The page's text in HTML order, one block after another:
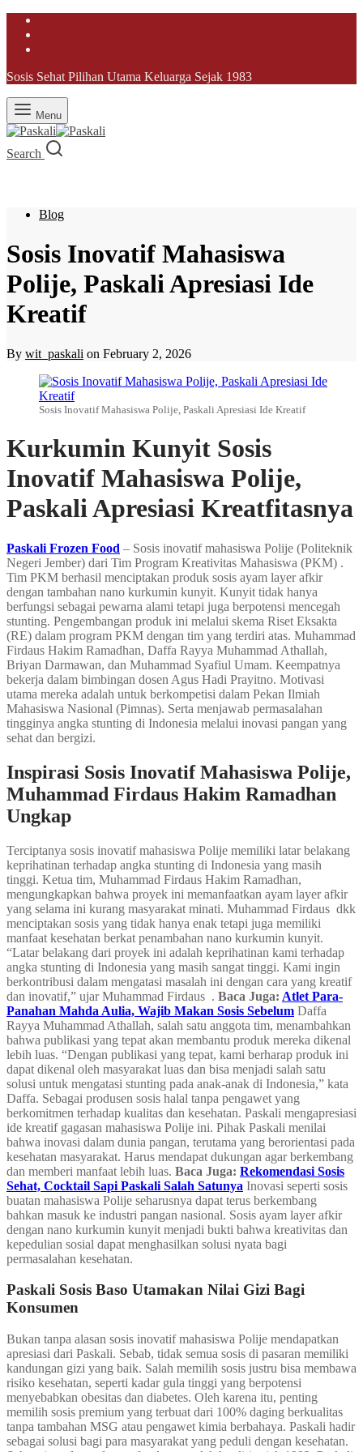
Sosis Sehat Pilihan Utama Keluarga Sejak 1983
Menu
Search
Blog
Sosis Inovatif Mahasiswa
Polije, Paskali Apresiasi Ide
Kreatif
By wit_paskali on February 2, 2026
Sosis Inovatif Mahasiswa Polije, Paskali Apresiasi Ide Kreatif
Kurkumin Kunyit Sosis
Inovatif Mahasiswa Polije,
Paskali Apresiasi Kreatfitasnya
Paskali Frozen Food – Sosis inovatif mahasiswa Polije (Politeknik
Negeri Jember) dari Tim Program Kreativitas Mahasiswa (PKM) .
Tim PKM berhasil menciptakan produk sosis ayam layer afkir
dengan tambahan nano kurkumin kunyit. Kunyit tidak hanya
berfungsi sebagai pewarna alami tetapi juga berpotensi mencegah
stunting. Pengembangan produk ini melalui skema Riset Eksakta
(RE) dalam program PKM dengan tim yang terdiri atas. Muhammad
Firdaus Hakim Ramadhan, Daffa Rayya Muhammad Athallah,
Briyan Darmawan, dan Muhammad Syafiul Umam. Keempatnya
bekerja dalam bimbingan dosen Agus Hadi Prayitno. Motivasi
utama mereka adalah untuk berkompetisi dalam Pekan Ilmiah
Mahasiswa Nasional (Pimnas). Serta menjawab permasalahan
tingginya angka stunting di Indonesia melalui inovasi pangan yang
sehat dan bergizi.
Inspirasi Sosis Inovatif Mahasiswa Polije,
Muhammad Firdaus Hakim Ramadhan
Ungkap
Terciptanya sosis inovatif mahasiswa Polije memiliki latar belakang
keprihatinan terhadap angka stunting di Indonesia yang masih
tinggi. Ketua tim, Muhammad Firdaus Hakim Ramadhan,
mengungkapkan bahwa proyek ini memanfaatkan ayam layer afkir
yang selama ini kurang masyarakat minati. Muhammad Firdaus dkk
menciptakan sosis yang tidak hanya enak tetapi juga memiliki
manfaat kesehatan berkat penambahan nano kurkumin kunyit.
“Latar belakang dari proyek ini adalah keprihatinan kami terhadap
angka stunting di Indonesia yang masih sangat tinggi. Kami ingin
berkontribusi dalam mengatasi masalah ini dengan cara yang kreatif
dan inovatif,” ujar Muhammad Firdaus . Baca Juga: Atlet Para-
Panahan Mahda Aulia, Wajib Makan Sosis Sebelum Daffa
Rayya Muhammad Athallah, salah satu anggota tim, menambahkan
bahwa publikasi yang tepat akan membantu produk mereka dikenal
lebih luas. “Dengan publikasi yang tepat, kami berharap produk ini
dapat dikenal oleh masyarakat luas dan bisa menjadi salah satu
solusi untuk mengatasi stunting pada anak-anak di Indonesia,” kata
Daffa. Sebagai produsen sosis halal tanpa pengawet yang
berkomitmen terhadap kualitas dan kesehatan. Paskali mengapresiasi
ide kreatif gagasan mahasiswa Polije ini. Pihak Paskali menilai
bahwa inovasi dalam dunia pangan, terutama yang berorientasi pada
kesehatan masyarakat. Harus mendapat dukungan agar berkembang
dan memberi manfaat lebih luas. Baca Juga: Rekomendasi Sosis
Sehat, Cocktail Sapi Paskali Salah Satunya Inovasi seperti sosis
buatan mahasiswa Polije seharusnya dapat terus berkembang
bahkan masuk ke industri pangan nasional. Sosis ayam layer afkir
dengan nano kurkumin kunyit menjadi bukti bahwa kreativitas dan
kepedulian sosial dapat menghasilkan solusi nyata bagi
permasalahan kesehatan.
Paskali Sosis Baso Utamakan Nilai Gizi Bagi
Konsumen
Bukan tanpa alasan sosis inovatif mahasiswa Polije mendapatkan
apresiasi dari Paskali. Sebab, tidak semua sosis di pasaran memiliki
kandungan gizi yang baik. Salah memilih sosis justru bisa membawa
risiko kesehatan, seperti kadar gula tinggi yang berpotensi
menyebabkan obesitas dan diabetes. Oleh karena itu, penting
memilih sosis premium yang terbuat dari 100% daging berkualitas
tanpa tambahan MSG atau pengawet kimia berbahaya. Paskali hadir
sebagai solusi bagi para masyarakat yang peduli dengan kesehatan.